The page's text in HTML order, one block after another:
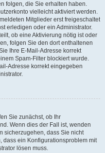
folgen, die Sie erhalten haben.
vielleicht aktiviert werden.
Mitglieder erst freigeschaltet
erledigen oder ein Administrator.
ob eine Aktivierung nötig ist oder
folgen Sie den dort enthaltenen
Ihre E-Mail-Adresse korrekt
Spam-Filter blockiert wurde.
Adresse korrekt eingegeben
Sie zunächst, ob Ihr
Wenn dies der Fall ist, wenden
sicherzugehen, dass Sie nicht
dass ein Konfigurationsproblem mit
lösen muss.